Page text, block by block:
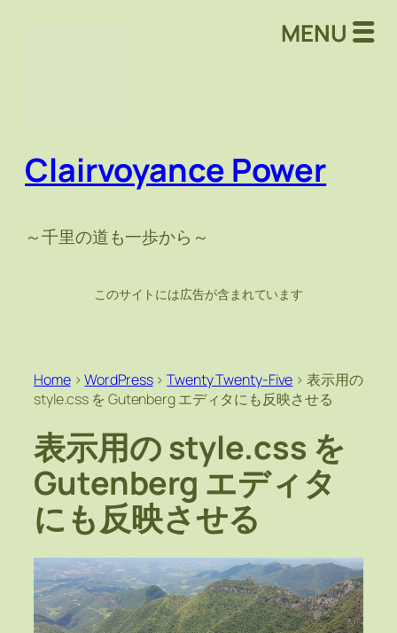
Clairvoyance Power
～千里の道も一歩から～
このサイトには広告が含まれています
Home>WordPress>Twenty Twenty-Five >表示用の
style.css を Gutenberg エディタにも反映させる
表示用の style.css を
Gutenberg エディタ
にも反映させる
MENU